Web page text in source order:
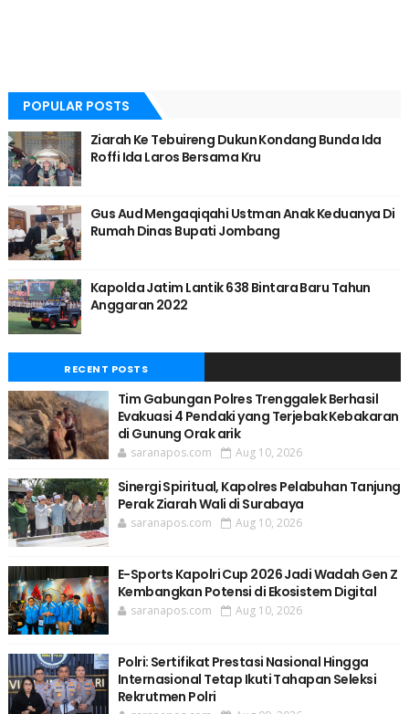
POPULAR POSTS
Ziarah Ke Tebuireng Dukun Kondang Bunda Ida
Roffi Ida Laros Bersama Kru
Gus Aud Mengaqiqahi Ustman Anak Keduanya Di
Rumah Dinas Bupati Jombang
Kapolda Jatim Lantik 638 Bintara Baru Tahun
Anggaran 2022
RECENT POSTS
Tim Gabungan Polres Trenggalek Berhasil
Evakuasi 4 Pendaki yang Terjebak Kebakaran
di Gunung Orak arik
saranapos.com Aug 10, 2026
Sinergi Spiritual, Kapolres Pelabuhan Tanjung
Perak Ziarah Wali di Surabaya
saranapos.com Aug 10, 2026
E-Sports Kapolri Cup 2026 Jadi Wadah Gen Z
Kembangkan Potensi di Ekosistem Digital
saranapos.com Aug 10, 2026
Polri: Sertifikat Prestasi Nasional Hingga
Internasional Tetap Ikuti Tahapan Seleksi
Rekrutmen Polri